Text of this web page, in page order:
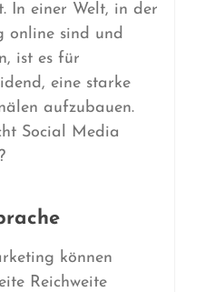
In einer Welt, in der
online sind und
ist es für
eine starke
aufzubauen.
Social Media
können
Reichweite